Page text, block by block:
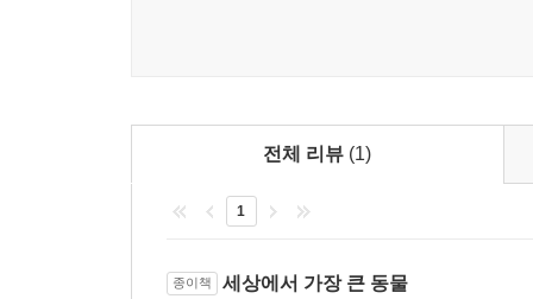
전체 리뷰 (1)
1
종이책 세상에서 가장 큰 동물